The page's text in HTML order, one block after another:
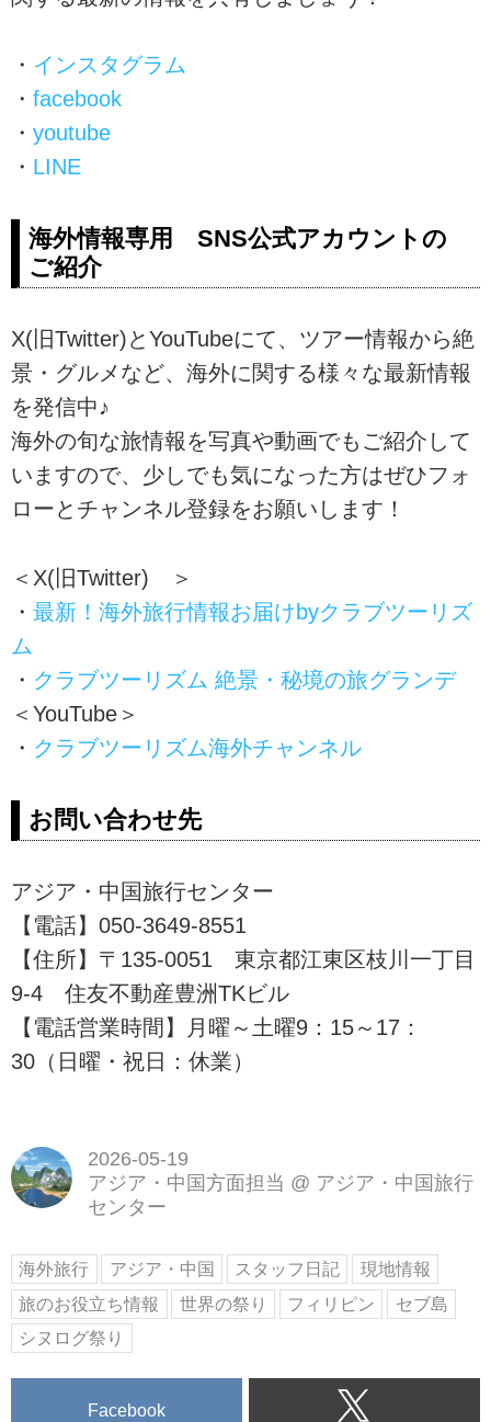
・ インスタグラム
・ facebook
・ youtube
・ LINE
海外情報専用 SNS公式アカウントの
ご紹介
X(旧Twitter)とYouTubeにて、ツアー情報から絶
景・グルメなど、海外に関する様々な最新情報
を発信中♪
海外の旬な旅情報を写真や動画でもご紹介して
いますので、少しでも気になった方はぜひフォ
ローとチャンネル登録をお願いします！
＜X(旧Twitter) ＞
・ 最新！海外旅行情報お届けbyクラブツーリズ
ム
・ クラブツーリズム 絶景・秘境の旅グランデ
＜YouTube＞
・ クラブツーリズム海外チャンネル
お問い合わせ先
アジア・中国旅行センター
【電話】050-3649-8551
【住所】〒135-0051 東京都江東区枝川一丁目
9-4 住友不動産豊洲TKビル
【電話営業時間】月曜～土曜9：15～17：
30（日曜・祝日：休業）
2026-05-19
アジア・中国方面担当 @ アジア・中国旅行
センター
海外旅行 アジア・中国 スタッフ日記
現地情報
旅のお役立ち情報
世界の祭り フィリピン
セブ島
シヌログ祭り
Facebook